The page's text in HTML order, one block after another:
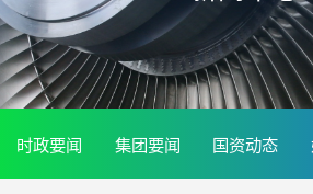
时政要闻 集团要闻 国资动态